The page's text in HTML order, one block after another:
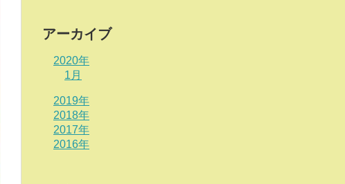
アーカイブ
2020年
1月
2019年
2018年
2017年
2016年